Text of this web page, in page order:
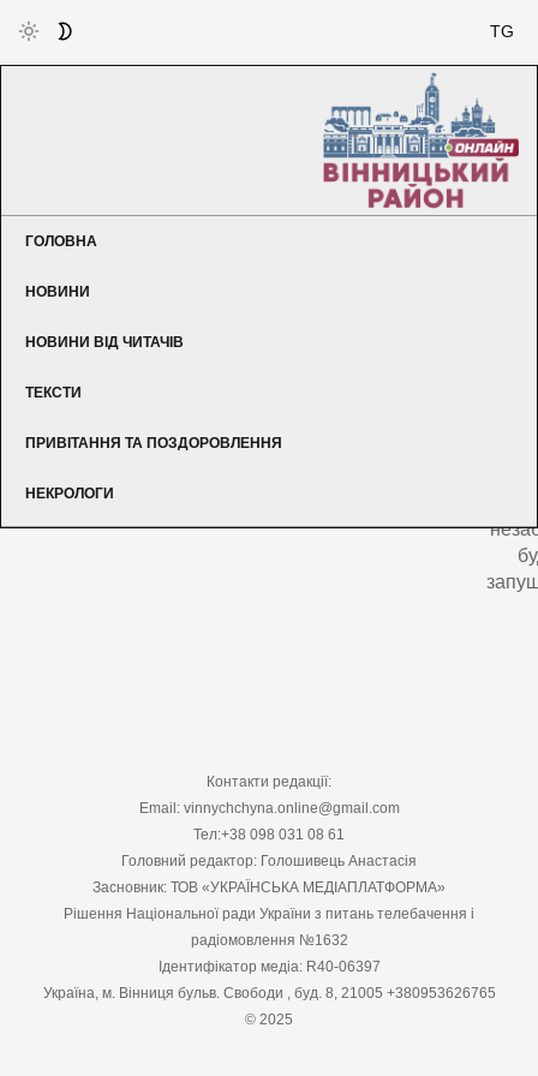
TG
ГОЛОВНА
НОВИНИ
НОВИНИ ВІД ЧИТАЧІВ
ТЕКСТИ
ПРИВІТАННЯ ТА ПОЗДОРОВЛЕННЯ
НЕКРОЛОГИ
Контакти редакції:
Email: vinnychchyna.online@gmail.com
Тел:+38 098 031 08 61
Головний редактор: Голошивець Анастасія
Засновник: ТОВ «УКРАЇНСЬКА МЕДІАПЛАТФОРМА»
Рішення Національної ради України з питань телебачення і
радіомовлення №1632
Ідентифікатор медіа: R40-06397
Україна, м. Вінниця бульв. Свободи , буд. 8, 21005 +380953626765
© 2025